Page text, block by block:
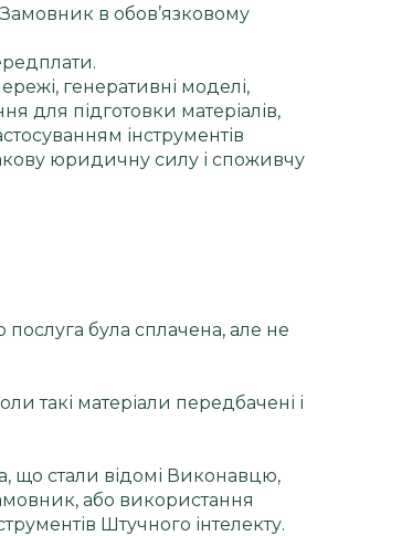
в обов’язковому
генеративні моделі,
для підготовки матеріалів,
інструментів
юридичну силу і споживчу
була сплачена, але не
такі матеріали передбачені і
що стали відомі Виконавцю,
або використання
Штучного інтелекту.